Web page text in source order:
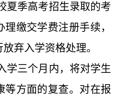
夏季高考招生录取的考
缴交学费注册手续，
弃入学资格处理。
学三个月内，将对学生
等方面的复查。对在报